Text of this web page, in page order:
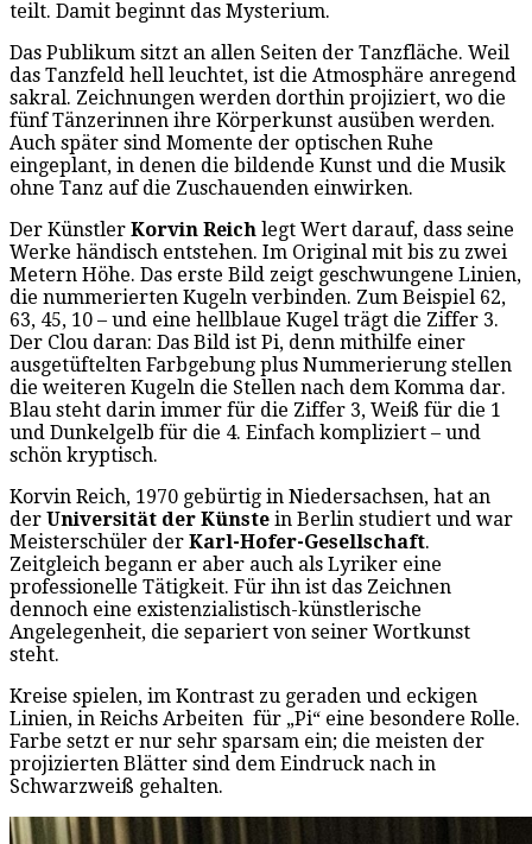
teilt. Damit beginnt das Mysterium.
Das Publikum sitzt an allen Seiten der Tanzfläche. Weil
das Tanzfeld hell leuchtet, ist die Atmosphäre anregend
sakral. Zeichnungen werden dorthin projiziert, wo die
fünf Tänzerinnen ihre Körperkunst ausüben werden.
Auch später sind Momente der optischen Ruhe
eingeplant, in denen die bildende Kunst und die Musik
ohne Tanz auf die Zuschauenden einwirken.
Der Künstler Korvin Reich legt Wert darauf, dass seine
Werke händisch entstehen. Im Original mit bis zu zwei
Metern Höhe. Das erste Bild zeigt geschwungene Linien,
die nummerierten Kugeln verbinden. Zum Beispiel 62,
63, 45, 10 – und eine hellblaue Kugel trägt die Ziffer 3.
Der Clou daran: Das Bild ist Pi, denn mithilfe einer
ausgetüftelten Farbgebung plus Nummerierung stellen
die weiteren Kugeln die Stellen nach dem Komma dar.
Blau steht darin immer für die Ziffer 3, Weiß für die 1
und Dunkelgelb für die 4. Einfach kompliziert – und
schön kryptisch.
Korvin Reich, 1970 gebürtig in Niedersachsen, hat an
der Universität der Künste in Berlin studiert und war
Meisterschüler der Karl-Hofer-Gesellschaft.
Zeitgleich begann er aber auch als Lyriker eine
professionelle Tätigkeit. Für ihn ist das Zeichnen
dennoch eine existenzialistisch-künstlerische
Angelegenheit, die separiert von seiner Wortkunst
steht.
Kreise spielen, im Kontrast zu geraden und eckigen
Linien, in Reichs Arbeiten für „Pi“ eine besondere Rolle.
Farbe setzt er nur sehr sparsam ein; die meisten der
projizierten Blätter sind dem Eindruck nach in
Schwarzweiß gehalten.